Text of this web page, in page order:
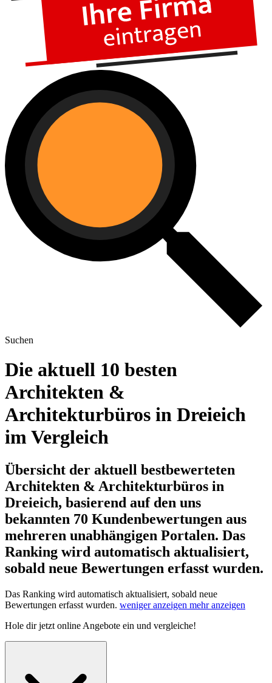
Suchen
Die aktuell 10 besten
Architekten &
Architekturbüros in Dreieich
im Vergleich
Übersicht der aktuell bestbewerteten
Architekten & Architekturbüros in
Dreieich, basierend auf den uns
bekannten 70 Kundenbewertungen aus
mehreren unabhängigen Portalen. Das
Ranking wird automatisch aktualisiert,
sobald neue Bewertungen erfasst wurden.
Das Ranking wird automatisch aktualisiert, sobald neue
Bewertungen erfasst wurden. weniger anzeigen mehr anzeigen
Hole dirjetzt online Angebote ein und vergleiche!